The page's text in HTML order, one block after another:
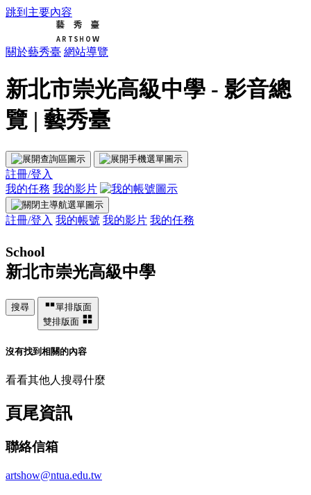
跳到主要內容
關於藝秀臺 網站導覽
新北市崇光高級中學 - 影音總
覽 | 藝秀臺
註冊/登入
我的任務 我的影片
註冊/登入 我的帳號 我的影片 我的任務
School
新北市崇光高級中學
搜尋
單排版面
雙排版面
沒有找到相關的內容
看看其他人搜尋什麼
頁尾資訊
聯絡信箱
artshow@ntua.edu.tw